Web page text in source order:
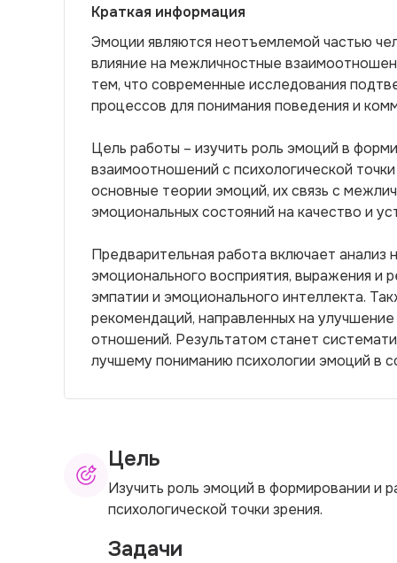
Краткая информация
Эмоции являются неотъемлемой частью
влияние на межличностные
тем, что современные исследования
процессов для понимания поведения и
Цель работы – изучить роль эмоций в
взаимоотношений с психологической
основные теории эмоций, их связь с
эмоциональных состояний на качество и
Предварительная работа включает анализ
эмоционального восприятия, выражения и
эмпатии и эмоционального интеллекта.
рекомендаций, направленных на
отношений. Результатом станет
лучшему пониманию психологии эмоций в
Цель
Изучить роль эмоций в формировании и
психологической точки зрения.
Задачи